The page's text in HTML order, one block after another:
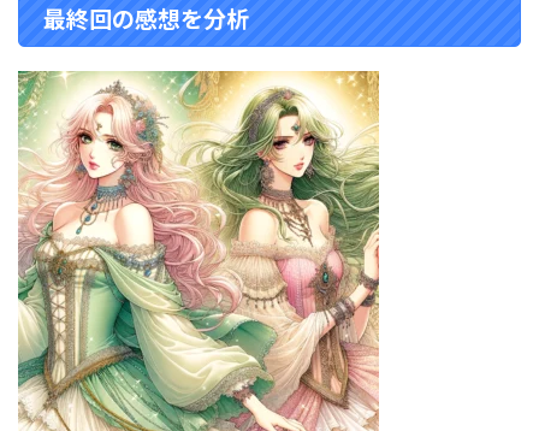
最終回の感想を分析